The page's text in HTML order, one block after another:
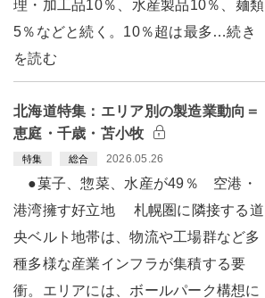
理・加工品10％、水産製品10％、麺類
5％などと続く。10％超は最多…続き
を読む
北海道特集：エリア別の製造業動向＝
恵庭・千歳・苫小牧
特集 総合 2026.05.26
●菓子、惣菜、水産が49％ 空港・
港湾擁す好立地 札幌圏に隣接する道
央ベルト地帯は、物流や工場群など多
種多様な産業インフラが集積する要
衝。エリアには、ボールパーク構想に